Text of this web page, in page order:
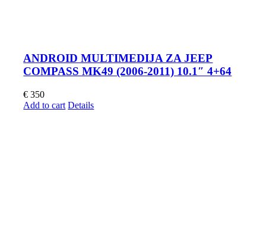
ANDROID MULTIMEDIJA ZA JEEP
COMPASS MK49 (2006-2011) 10.1″ 4+64
€ 350
Add to cart Details